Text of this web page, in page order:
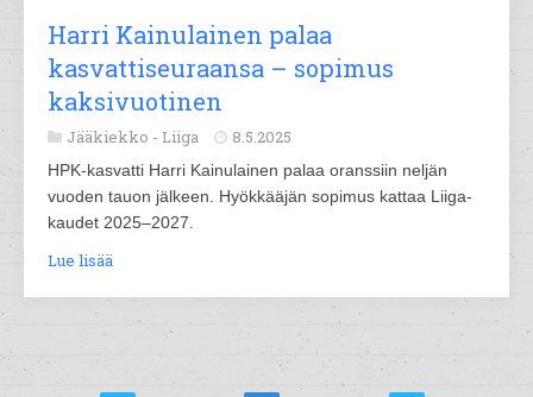
Harri Kainulainen palaa
kasvattiseuraansa – sopimus
kaksivuotinen
Jääkiekko - Liiga 8.5.2025
HPK-kasvatti Harri Kainulainen palaa oranssiin neljän
vuoden tauon jälkeen. Hyökkääjän sopimus kattaa Liiga-
kaudet 2025–2027.
Lue lisää